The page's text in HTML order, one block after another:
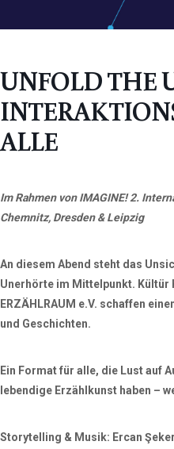
UNFOLD THE
ALLE
Im Rahmen von IMAGINE! 2.
Chemnitz, Dresden & Leipzig
An diesem Abend steht das
Unerhörte im Mittelpunkt. Kültür
ERZÄHLRAUM e.V. schaffen
und Geschichten.
Ein Format für alle, die Lust auf
lebendige Erzählkunst haben –
Storytelling & Musik: Ercan